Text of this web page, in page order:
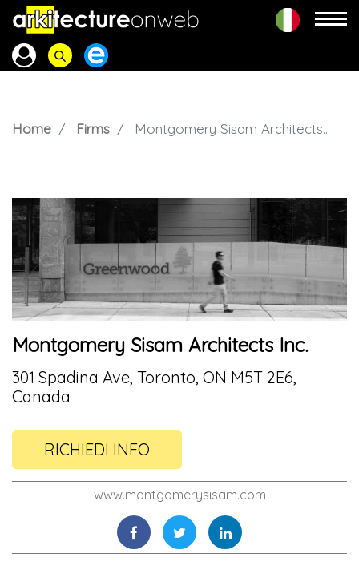
Home Firms Montgomery Sisam Architects Inc.
Montgomery Sisam Architects Inc.
301 Spadina Ave, Toronto, ON M5T 2E6,
Canada
RICHIEDI INFO
www.montgomerysisam.com